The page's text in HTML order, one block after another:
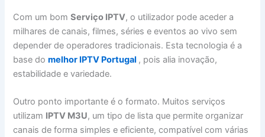
Com um bomServiço IPTV, o utilizador pode aceder a
milhares de canais, filmes, séries e eventos ao vivo sem
depender de operadores tradicionais. Esta tecnologia é a
base domelhor IPTV Portugal , pois alia inovação,
estabilidade e variedade.
Outro ponto importante é o formato. Muitos serviços
utilizam IPTV M3U, um tipo de lista que permite organizar
canais de forma simples e eficiente, compatível com várias